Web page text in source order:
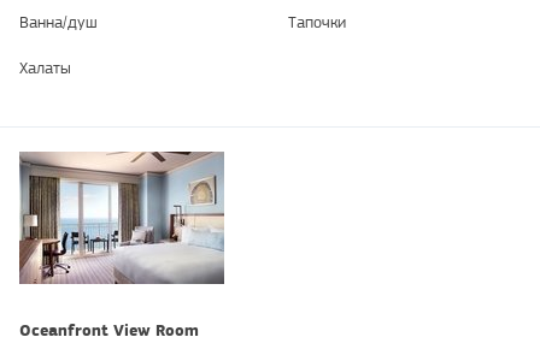
Ванна/душ Тапочки
Халаты
Oceanfront View Room